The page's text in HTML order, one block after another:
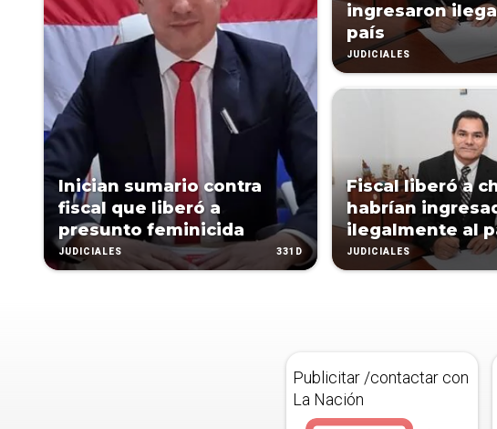
Inician sumario contra
fiscal que liberó a
presunto feminicida
JUDICIALES 331D
ingresaron
país
JUDICIALES
Fiscal liberó a
habrían
ilegalmente al
JUDICIALES
Publicitar /contactar con
La Nación